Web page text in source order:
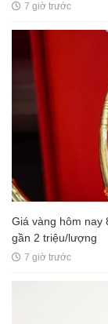
7 giờ trước
Giá vàng hôm nay
gần 2 triệu/lượng
7 giờ trước